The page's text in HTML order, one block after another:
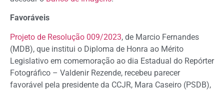
Favoráveis
Projeto de Resolução 009/2023, de Marcio Fernandes
(MDB), que institui o Diploma de Honra ao Mérito
Legislativo em comemoração ao dia Estadual do Repórter
Fotográfico – Valdenir Rezende, recebeu parecer
favorável pela presidente da CCJR, Mara Caseiro (PSDB),